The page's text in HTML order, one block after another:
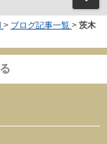
> ブログ記事一覧 > 茨木